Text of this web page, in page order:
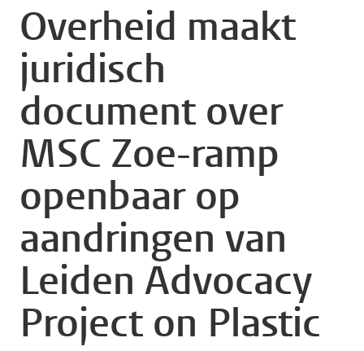
Overheid maakt
juridisch
document over
MSC Zoe-ramp
openbaar op
aandringen van
Leiden Advocacy
Project on Plastic